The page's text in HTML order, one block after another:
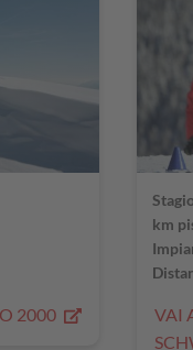
2000
km
VAI